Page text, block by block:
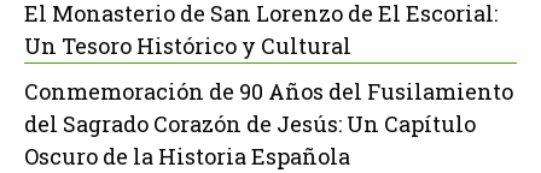
El Monasterio de San Lorenzo de El Escorial:
Un Tesoro Histórico y Cultural
Conmemoración de 90 Años del Fusilamiento
del Sagrado Corazón de Jesús: Un Capítulo
Oscuro de la Historia Española